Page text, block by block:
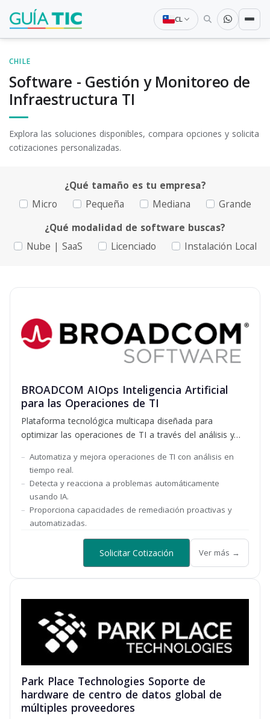
CL
CHILE
Software - Gestión y Monitoreo de
Infraestructura TI
Explora las soluciones disponibles, compara opciones y solicita
cotizaciones personalizadas.
¿Qué tamaño es tu empresa?
Micro
Pequeña Mediana
Grande
¿Qué modalidad de software buscas?
Nube | SaaS
Licenciado Instalación Local
BROADCOM AIOps Inteligencia Artificial
para las Operaciones de TI
Plataforma tecnológica multicapa diseñada para
optimizar las operaciones de TI a través del análisis y
Automatiza y mejora operaciones de TI con análisis en
tiempo real.
Detecta y reacciona a problemas automáticamente
usando IA.
Proporciona capacidades de remediación proactivas y
automatizadas.
Solicitar Cotización Ver más →
Park Place Technologies Soporte de
hardware de centro de datos global de
múltiples proveedores